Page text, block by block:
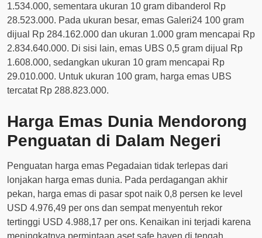
1.534.000, sementara ukuran 10 gram dibanderol Rp
28.523.000. Pada ukuran besar, emas Galeri24 100 gram
dijual Rp 284.162.000 dan ukuran 1.000 gram mencapai Rp
2.834.640.000. Di sisi lain, emas UBS 0,5 gram dijual Rp
1.608.000, sedangkan ukuran 10 gram mencapai Rp
29.010.000. Untuk ukuran 100 gram, harga emas UBS
tercatat Rp 288.823.000.
Harga Emas Dunia Mendorong
Penguatan di Dalam Negeri
Penguatan harga emas Pegadaian tidak terlepas dari
lonjakan harga emas dunia. Pada perdagangan akhir
pekan, harga emas di pasar spot naik 0,8 persen ke level
USD 4.976,49 per ons dan sempat menyentuh rekor
tertinggi USD 4.988,17 per ons. Kenaikan ini terjadi karena
meningkatnya permintaan aset safe haven di tengah